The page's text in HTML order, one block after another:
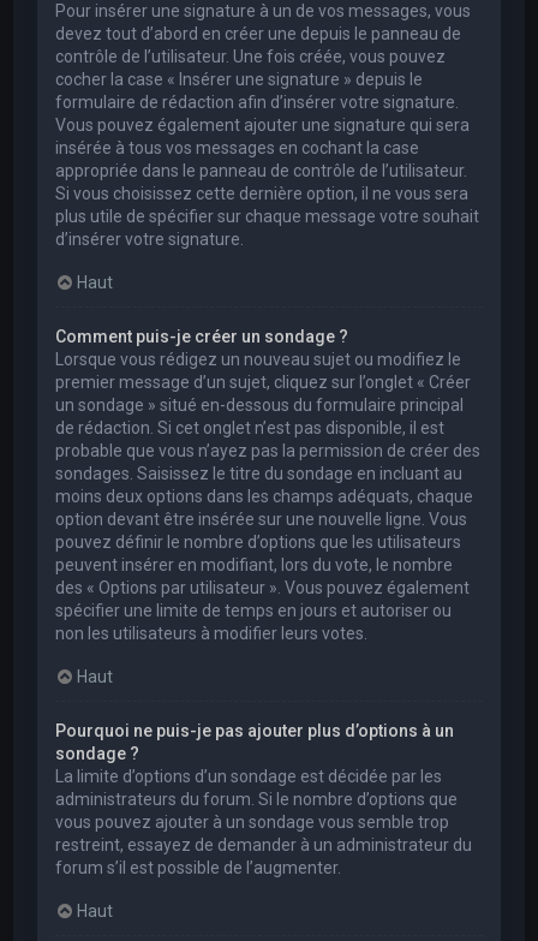
Pour insérer une signature à un de vos messages, vous
devez tout d’abord en créer une depuis le panneau de
contrôle de l’utilisateur. Une fois créée, vous pouvez
cocher la case « Insérer une signature » depuis le
formulaire de rédaction afin d’insérer votre signature.
Vous pouvez également ajouter une signature qui sera
insérée à tous vos messages en cochant la case
appropriée dans le panneau de contrôle de l’utilisateur.
Si vous choisissez cette dernière option, il ne vous sera
plus utile de spécifier sur chaque message votre souhait
d’insérer votre signature.
Haut
Comment puis-je créer un sondage ?
Lorsque vous rédigez un nouveau sujet ou modifiez le
premier message d’un sujet, cliquez sur l’onglet « Créer
un sondage » situé en-dessous du formulaire principal
de rédaction. Si cet onglet n’est pas disponible, il est
probable que vous n’ayez pas la permission de créer des
sondages. Saisissez le titre du sondage en incluant au
moins deux options dans les champs adéquats, chaque
option devant être insérée sur une nouvelle ligne. Vous
pouvez définir le nombre d’options que les utilisateurs
peuvent insérer en modifiant, lors du vote, le nombre
des « Options par utilisateur ». Vous pouvez également
spécifier une limite de temps en jours et autoriser ou
non les utilisateurs à modifier leurs votes.
Haut
Pourquoi ne puis-je pas ajouter plus d’options à un
sondage ?
La limite d’options d’un sondage est décidée par les
administrateurs du forum. Si le nombre d’options que
vous pouvez ajouter à un sondage vous semble trop
restreint, essayez de demander à un administrateur du
forum s’il est possible de l’augmenter.
Haut